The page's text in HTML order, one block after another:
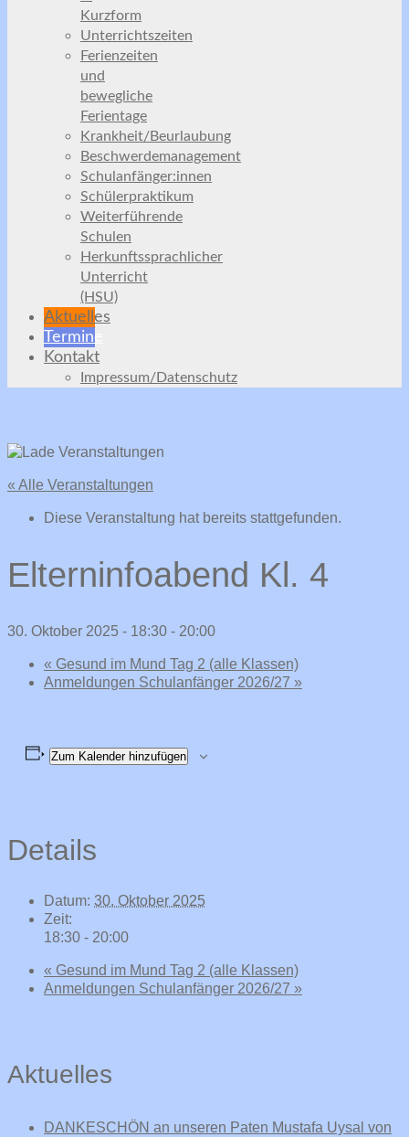
Kurzform
Unterrichtszeiten
Ferienzeiten
und
bewegliche
Ferientage
Krankheit/Beurlaubung
Beschwerdemanagement
Schulanfänger:innen
Schülerpraktikum
Weiterführende
Schulen
Herkunftssprachlicher
Unterricht
(HSU)
Aktuelles
Termine
Kontakt
Impressum/Datenschutz
« Alle Veranstaltungen
Diese Veranstaltung hat bereits stattgefunden.
Elterninfoabend Kl. 4
30. Oktober 2025 - 18:30 - 20:00
« Gesund im Mund Tag 2 (alle Klassen)
Anmeldungen Schulanfänger 2026/27 »
Zum Kalender hinzufügen
Details
Datum: 30. Oktober 2025
Zeit:
18:30 - 20:00
« Gesund im Mund Tag 2 (alle Klassen)
Anmeldungen Schulanfänger 2026/27 »
Aktuelles
DANKESCHÖN an unseren Paten Mustafa Uysal von